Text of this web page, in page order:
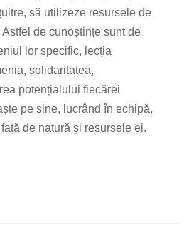
să utilizeze resursele de
de cunoștințe sunt de
lor specific, lecția
solidaritatea,
potențialului fiecărei
pe sine, lucrând în echipă,
de natură și resursele ei.